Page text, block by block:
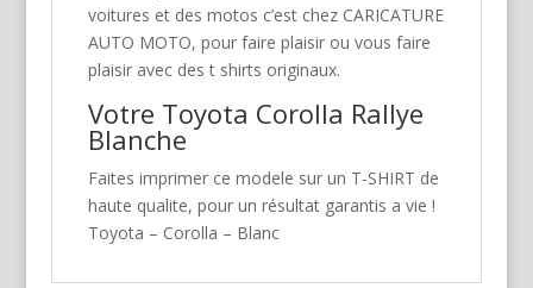
voitures et des motos c’est chez CARICATURE
AUTO MOTO, pour faire plaisir ou vous faire
plaisir avec des t shirts originaux.
Votre Toyota Corolla Rallye
Blanche
Faites imprimer ce modele sur un T-SHIRT de
haute qualite, pour un résultat garantis a vie !
Toyota – Corolla – Blanc